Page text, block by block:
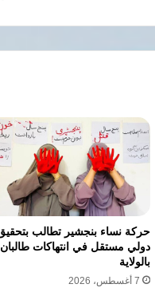
حركة نساء بنجشير تطالب
دولي مستقل في انتهاكات طالبان
بالولاية
7 أغسطس، 2026